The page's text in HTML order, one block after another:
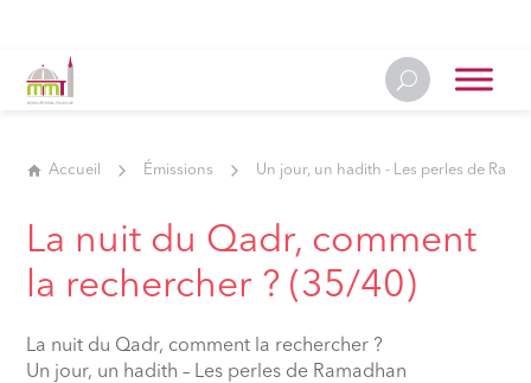
Accueil Émissions Un jour, un hadith - Les perles de
La nuit du Qadr, comment
la rechercher ? (35/40)
La nuit du Qadr, comment la rechercher ?
Un jour, un hadith – Les perles de Ramadhan